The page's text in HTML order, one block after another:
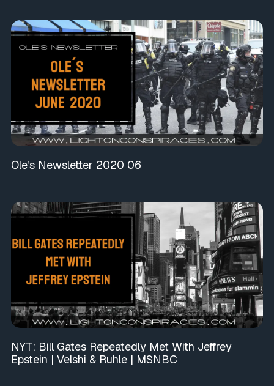
Ole’s Newsletter 2020 06
NYT: Bill Gates Repeatedly Met With Jeffrey
Epstein | Velshi & Ruhle | MSNBC